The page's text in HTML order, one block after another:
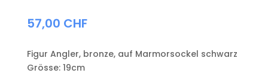
57,00 CHF
Figur Angler, bronze, auf Marmorsockel schwarz
Grösse: 19cm